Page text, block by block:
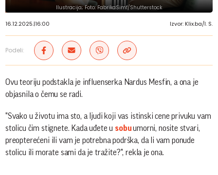
Ilustracija; Foto: FabrikaSimf/Shutterstock
16.12.2025.|16:00 Izvor: Klix.ba/I. S.
Podeli:
Ovu teoriju podstakla je influenserka Nardus Mesfin, a ona je
objasnila o čemu se radi.
"Svako u životu ima sto, a ljudi koji vas istinski cene privuku vam
stolicu čim stignete. Kada uđete u sobuumorni, nosite stvari,
preopterećeni ili vam je potrebna podrška, da li vam ponude
stolicu ili morate sami da je tražite?", rekla je ona.